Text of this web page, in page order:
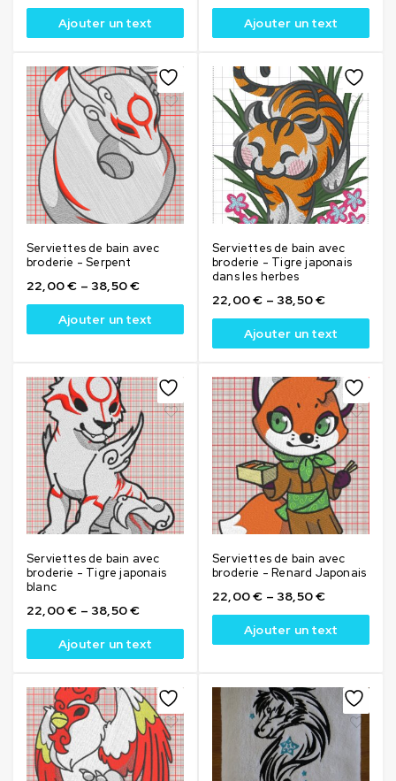
Ajouter un text Ajouter un text
Serviettes de bain avec
broderie - Serpent
22,00€ – 38,50€
Ajouter un text
Serviettes de bain avec
broderie - Tigre japonais
dans les herbes
22,00€ – 38,50€
Ajouter un text
Serviettes de bain avec
broderie - Tigre japonais
blanc
22,00€ – 38,50€
Ajouter un text
Serviettes de bain avec
broderie - Renard Japonais
22,00€ – 38,50€
Ajouter un text